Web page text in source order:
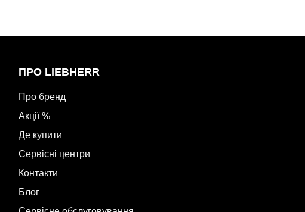
ПРО LIEBHERR
Про бренд
Акції %
Де купити
Сервісні центри
Контакти
Блог